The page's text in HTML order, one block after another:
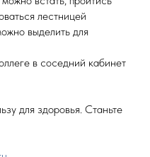
лестницей
выделить для
в соседний кабинет
для здоровья. Станьте